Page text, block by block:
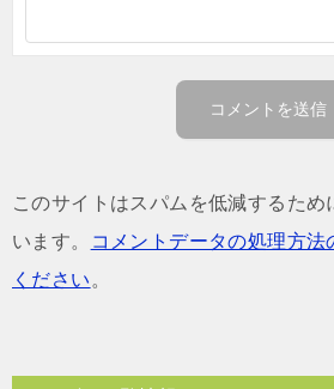
このサイトはスパムを低減するため
います。
コメントデータの処理方
ください。